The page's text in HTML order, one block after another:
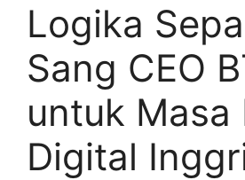
Logika
Sang CEO
untuk Masa
Digital